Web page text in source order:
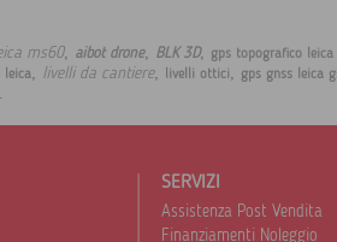
ms60, aibot drone, BLK 3D, gps topografico leica
leica, livelli da cantiere, livelli ottici, gps gnss leica
.
SERVIZI
Assistenza Post Vendita
Finanziamenti Noleggio